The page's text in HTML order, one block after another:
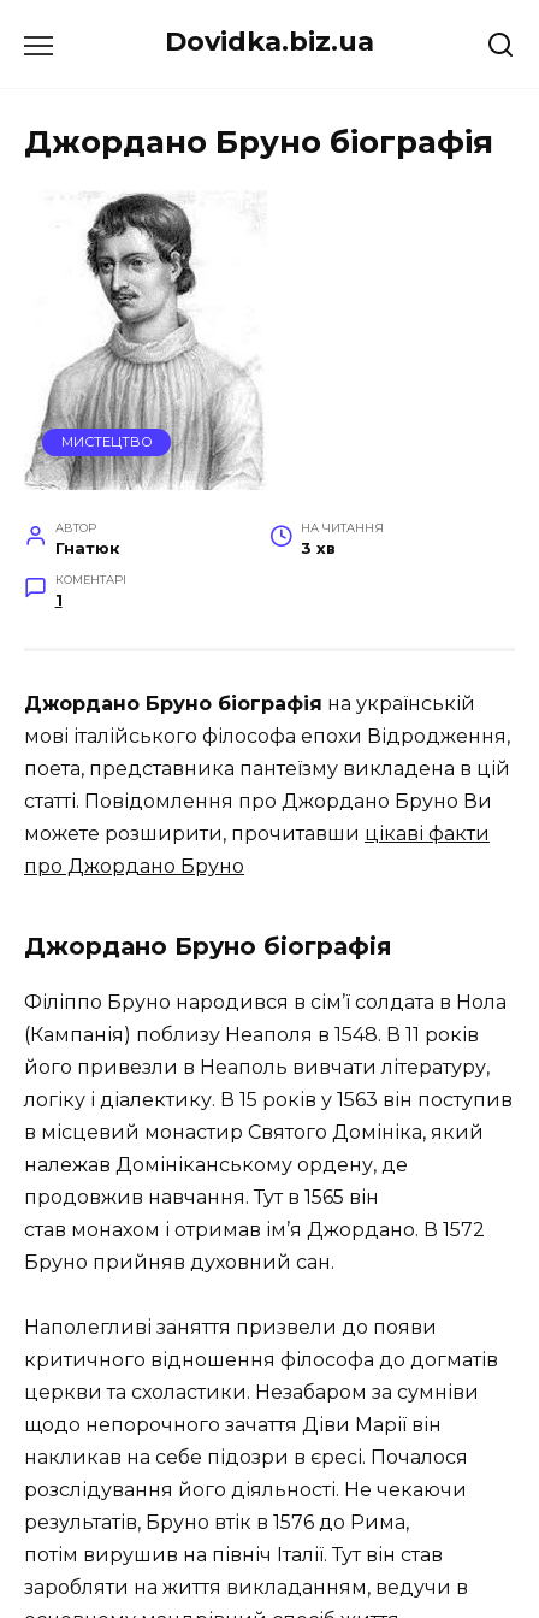
до
Dovidka.biz.ua
Джордано Бруно біографія
МИСТЕЦТВО
АВТОР
Гнатюк
НА ЧИТАННЯ
3 хв
КОМЕНТАРІ
1
Джордано Бруно біографія на українській
мові італійського філософа епохи Відродження,
поета, представника пантеїзму викладена в цій
статті. Повідомлення про Джордано Бруно Ви
можете розширити, прочитавши цікаві факти
про Джордано Бруно
Джордано Бруно біографія
Філіппо Бруно народився в сім’ї солдата в Нола
(Кампанія) поблизу Неаполя в 1548. В 11 років
його привезли в Неаполь вивчати літературу,
логіку і діалектику. В 15 років у 1563 він поступив
в місцевий монастир Святого Домініка, який
належав Домініканському ордену, де
продовжив навчання. Тут в 1565 він
став монахом і отримав ім’я Джордано. В 1572
Бруно прийняв духовний сан.
Наполегливі заняття призвели до появи
критичного відношення філософа до догматів
церкви та схоластики. Незабаром за сумніви
щодо непорочного зачаття Діви Марії він
накликав на себе підозри в єресі. Почалося
розслідування його діяльності. Не чекаючи
результатів, Бруно втік в 1576 до Рима,
потім вирушив на північ Італії. Тут він став
заробляти на життя викладанням, ведучи в